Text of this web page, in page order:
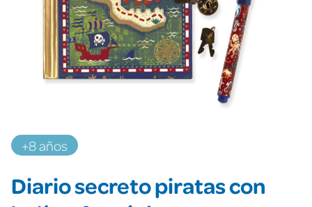
+8 años
Diario secreto piratas con